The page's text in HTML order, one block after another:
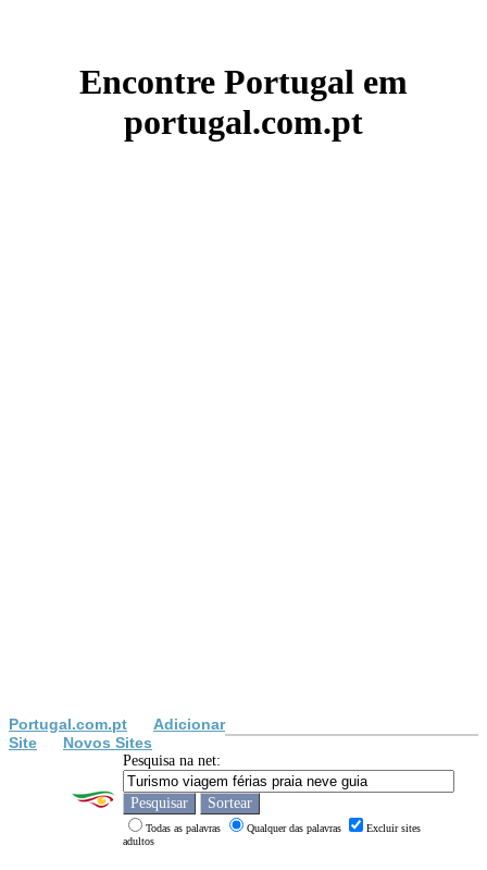
Encontre Portugal em
portugal.com.pt
Portugal.com.pt
Adicionar
Site
Novos Sites
Pesquisa na net:
Todas as palavras Qualquer das palavras
Excluir sites
adultos